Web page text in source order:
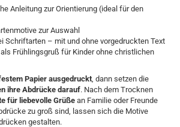
Anleitung zur Orientierung (ideal für den
zur Auswahl
Schriftarten – mit und ohne vorgedruckten Text
Frühlingsgruß für Kinder ohne christlichen
Papier ausgedruckt, dann setzen die
ihre Abdrücke darauf. Nach dem Trocknen
für liebevolle Grüßean Familie oder Freunde
zu groß sind, lassen sich die Motive
gestalten.